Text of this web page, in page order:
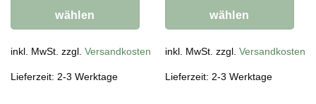
wählen
Produkt
mehrere
inkl. MwSt. zzgl. Versandkosten
Lieferzeit: 2-3 Werktage
wählen
Produkt
mehrere
inkl. MwSt. zzgl. Versandkosten
Lieferzeit: 2-3 Werktage